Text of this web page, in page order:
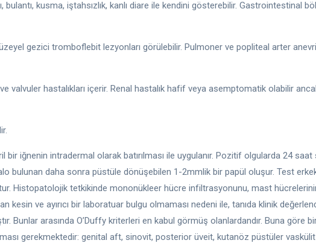
bulantı, kusma, iştahsızlık, kanlı diare ile kendini gösterebilir. Gastrointestinal
gezici tromboflebit lezyonları görülebilir. Pulmoner ve popliteal arter
valvuler hastalıkları içerir. Renal hastalık hafif veya asemptomatik olabilir
iğnenin intradermal olarak batırılması ile uygulanır. Pozitif olgularda 24
bulunan daha sonra püstüle dönüşebilen 1-2mmlik bir papül oluşur. Test
Histopatolojik tetkikinde mononükleer hücre infiltrasyonunu, mast
kesin ve ayırıcı bir laboratuar bulgu olmaması nedeni ile, tanıda klinik
Bunlar arasında O’Duffy kriterleri en kabul görmüş olanlardandır. Buna göre
gerekmektedir: genital aft, sinovit, posterior üveit, kutanöz püstüler